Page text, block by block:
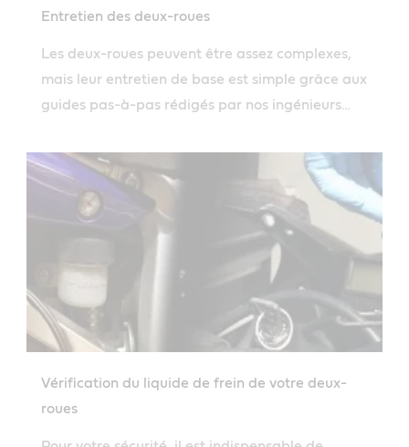
Entretien des deux-roues
Les deux-roues peuvent être assez complexes,
mais leur entretien de base est simple grâce aux
guides pas-à-pas rédigés par nos ingénieurs
Vérification du liquide de frein de votre deux-
roues